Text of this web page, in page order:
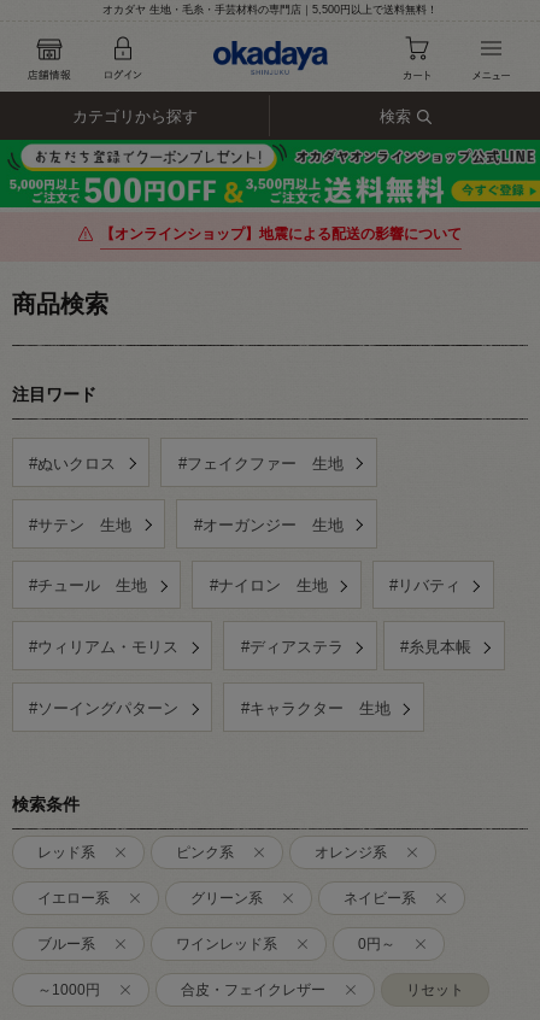
オカダヤ 生地・毛糸・手芸材料の専門店｜5,500円以上で送料無料！
カテゴリから探す 検索
【オンラインショップ】地震による配送の影響について
商品検索
注目ワード
#ぬいクロス #フェイクファー 生地
#サテン 生地 #オーガンジー 生地
#チュール 生地 #ナイロン 生地 #リバティ
#ウィリアム・モリス #ディアステラ #糸見本帳
#ソーイングパターン #キャラクター 生地
検索条件
レッド系 ピンク系 オレンジ系
イエロー系 グリーン系 ネイビー系
ブルー系 ワインレッド系 0円～
～1000円 合皮・フェイクレザー リセット